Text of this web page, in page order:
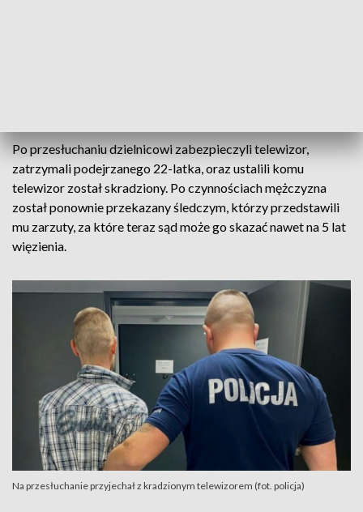
Po przesłuchaniu dzielnicowi zabezpieczyli telewizor,
zatrzymali podejrzanego 22-latka, oraz ustalili komu
telewizor został skradziony. Po czynnościach mężczyzna
został ponownie przekazany śledczym, którzy przedstawili
mu zarzuty, za które teraz sąd może go skazać nawet na 5 lat
więzienia.
Na przesłuchanie przyjechał z kradzionym telewizorem (fot. policja)